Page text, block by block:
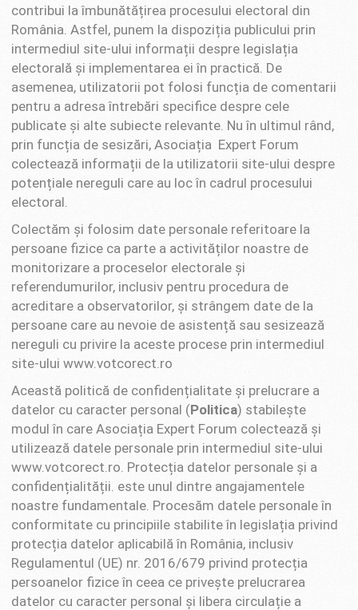
contribui la îmbunătățirea procesului electoral din
România. Astfel, punem la dispoziția publicului prin
intermediul site-ului informații despre legislația
electorală și implementarea ei în practică. De
asemenea, utilizatorii pot folosi funcția de comentarii
pentru a adresa întrebări specifice despre cele
publicate și alte subiecte relevante. Nu în ultimul rând,
prin funcția de sesizări, Asociația Expert Forum
colectează informații de la utilizatorii site-ului despre
potențiale nereguli care au loc în cadrul procesului
electoral.
Colectăm și folosim date personale referitoare la
persoane fizice ca parte a activităților noastre de
monitorizare a proceselor electorale și
referendumurilor, inclusiv pentru procedura de
acreditare a observatorilor, și strângem date de la
persoane care au nevoie de asistență sau sesizează
nereguli cu privire la aceste procese prin intermediul
site-ului www.votcorect.ro
Această politică de confidențialitate și prelucrare a
datelor cu caracter personal (Politica) stabilește
modul în care Asociația Expert Forum colectează și
utilizează datele personale prin intermediul site-ului
www.votcorect.ro. Protecția datelor personale și a
confidențialității. este unul dintre angajamentele
noastre fundamentale. Procesăm datele personale în
conformitate cu principiile stabilite în legislația privind
protecția datelor aplicabilă în România, inclusiv
Regulamentul (UE) nr. 2016/679 privind protecția
persoanelor fizice în ceea ce privește prelucrarea
datelor cu caracter personal și libera circulație a